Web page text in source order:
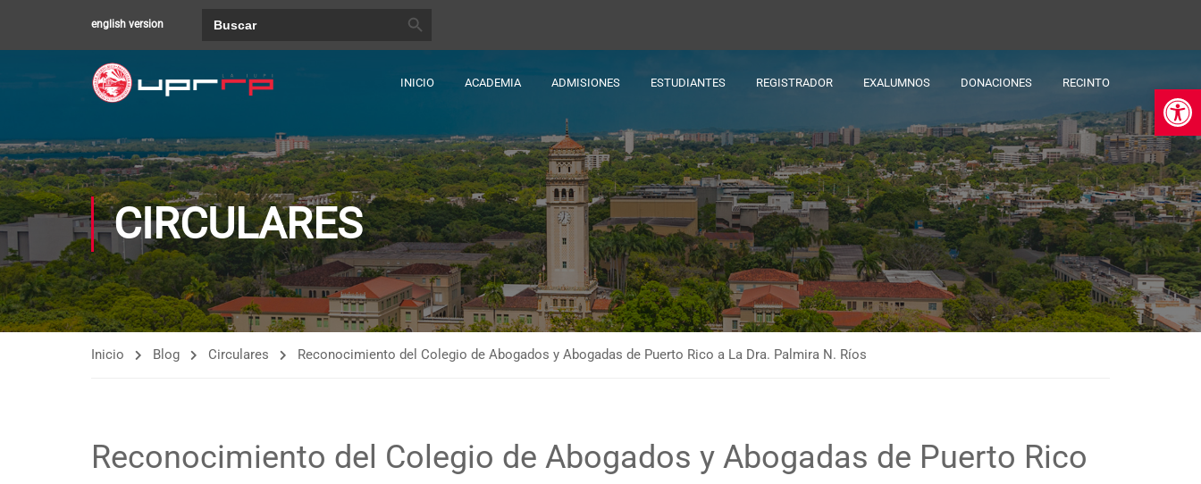
english version
INICIO ACADEMIA ADMISIONES ESTUDIANTES REGISTRADOR EXALUMNOS DONACIONES RECINTO
CIRCULARES
Inicio Blog Circulares Reconocimiento del Colegio de Abogados y Abogadas de Puerto Rico a La Dra. Palmira N. Ríos
Reconocimiento del Colegio de Abogados y Abogadas de Puerto Rico